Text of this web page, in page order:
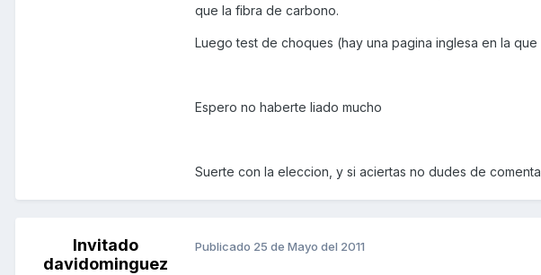
que la fibra de carbono.
Luego test de choques (hay una pagina inglesa en la
Espero no haberte liado mucho
Suerte con la eleccion, y si aciertas no dudes de
Invitado
davidominguez
Publicado 25 de Mayo del 2011